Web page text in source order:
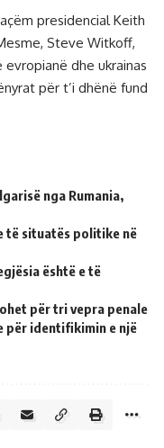
presidencial Keith
Steve Witkoff,
dhe ukrainas
për t’i dhënë fund
nga Rumania,
të situatës politike në
është e të
për tri vepra penale
për identifikimin e një